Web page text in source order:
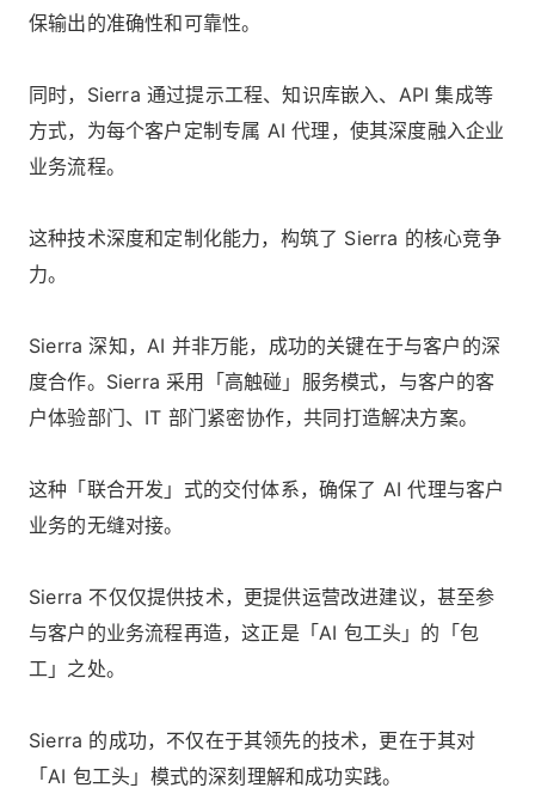
保输出的准确性和可靠性。
同时，Sierra 通过提示工程、知识库嵌入、API 集成等
方式，为每个客户定制专属 AI 代理，使其深度融入企业
业务流程。
这种技术深度和定制化能力，构筑了 Sierra 的核心竞争
力。
Sierra 深知，AI 并非万能，成功的关键在于与客户的深
度合作。Sierra 采用「高触碰」服务模式，与客户的客
户体验部门、IT 部门紧密协作，共同打造解决方案。
这种「联合开发」式的交付体系，确保了 AI 代理与客户
业务的无缝对接。
Sierra 不仅仅提供技术，更提供运营改进建议，甚至参
与客户的业务流程再造，这正是「AI 包工头」的「包
工」之处。
Sierra 的成功，不仅在于其领先的技术，更在于其对
「AI 包工头」模式的深刻理解和成功实践。